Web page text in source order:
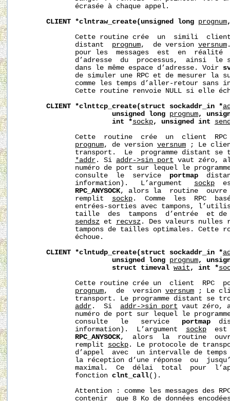
              écrasée à chaque appel.
CLIENT *clntraw_create(unsigned long prognum
Cette routine crée  un  simili
              distant
prognum,  de version versnum
pour les  messages  est  en  réalité
d’adresse  du  processus,  ainsi  le
              dans le même espace d’adresse. Voir
de simuler une RPC et de mesurer la
comme les temps d’aller-retour sans
Cette routine renvoie NULL si elle
CLIENT *clnttcp_create(struct sockaddr_in *
unsigned
long prognum,
int
*sockp, unsigned int
Cette  routine  crée  un  client
prognum, de version versnum ; Le
transport.  Le  programme distant se
*addr . Si addr->sin_port vaut zéro,
numéro de port sur lequel le
              consulte  le  service
portmap
              information).   L’argument
sockp
RPC_ANYSOCK, alors la  routine  ouvre
              remplit
sockp .  Comme  les  RPC
entrées-sorties avec tampons,
taille  des  tampons  d’entrée  et
sendsz et recvsz . Des valeurs nulles
tampons de tailles optimales. Cette
              échoue.
CLIENT *clntudp_create(struct sockaddr_in *
unsigned
long prognum,
struct
timeval wait , int *
Cette routine crée un  client  RPC
prognum,  de  version versnum ; Le
transport. Le programme distant se
addr .  Si addr->sin_port vaut zéro,
numéro de port sur lequel le
              consulte   le   service
portmap
              information).  L’argument
sockp
est
RPC_ANYSOCK,  alors  la  routine
              remplit
sockp . Le protocole de
d’appel  avec  un intervalle de
la réception d’une réponse  ou
maximal.  Ce  délai  total  pour
              fonction
clnt_call().
Attention : comme les messages des
contenir  que 8 Ko de données